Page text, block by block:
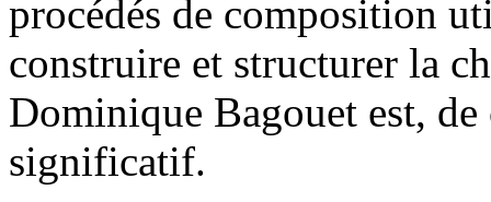
procédés de composition
construire et structurer la
Dominique Bagouet est,
significatif.